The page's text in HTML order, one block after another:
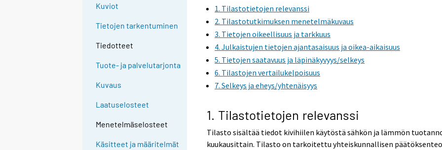
Kuviot
Tietojen tarkentuminen
Tiedotteet
Tuote- ja palvelutarjonta
Kuvaus
Laatuselosteet
Menetelmäselosteet
Käsitteet ja määritelmät
1. Tilastotietojen relevanssi
2. Tilastotutkimuksen menetelmäkuvaus
3. Tietojen oikeellisuus ja tarkkuus
4. Julkaistujen tietojen ajantasaisuus ja oikea-aikaisuus
5. Tietojen saatavuus ja läpinäkyvyys/selkeys
6. Tilastojen vertailukelpoisuus
7. Selkeys ja eheys/yhtenäisyys
1. Tilastotietojen relevanssi
Tilasto sisältää tiedot kivihiilen käytöstä sähkön ja lämmön
kuukausittain. Tilasto on tarkoitettu yhteiskunnallisen